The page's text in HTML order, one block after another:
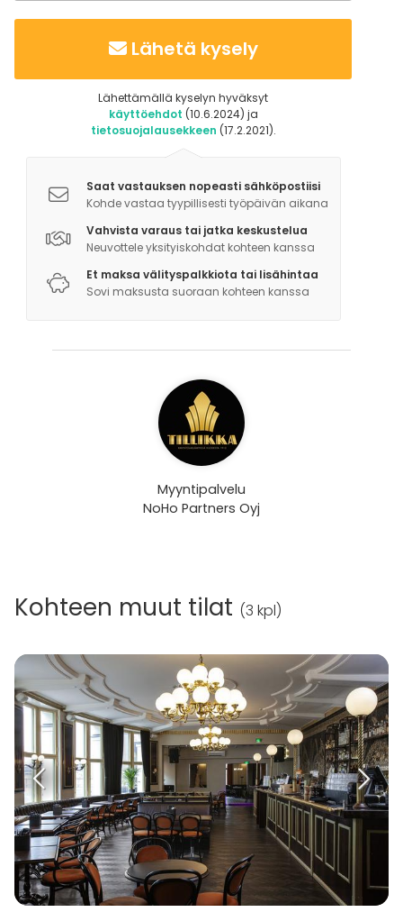
Lähetä kysely
Lähettämällä kyselyn hyväksyt
käyttöehdot (10.6.2024) ja
tietosuojalausekkeen (17.2.2021).
Saat vastauksen nopeasti sähköpostiisi
Kohde vastaa tyypillisesti työpäivän aikana
Vahvista varaus tai jatka keskustelua
Neuvottele yksityiskohdat kohteen kanssa
Et maksa välityspalkkiota tai lisähintaa
Sovi maksusta suoraan kohteen kanssa
Myyntipalvelu
NoHo Partners Oyj
Kohteen muut tilat (3 kpl)